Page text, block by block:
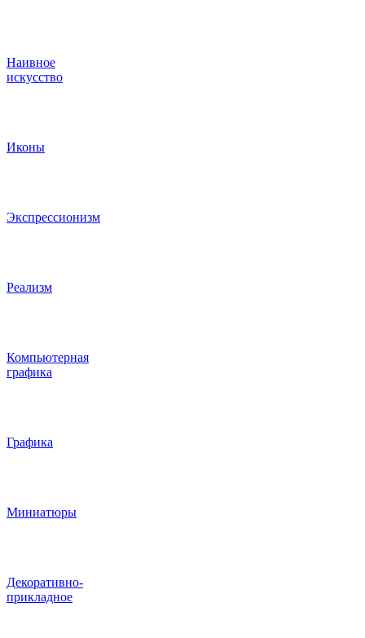
Наивное
искусство
Иконы
Экспрессионизм
Реализм
Компьютерная
графика
Графика
Миниатюры
Декоративно-
прикладное